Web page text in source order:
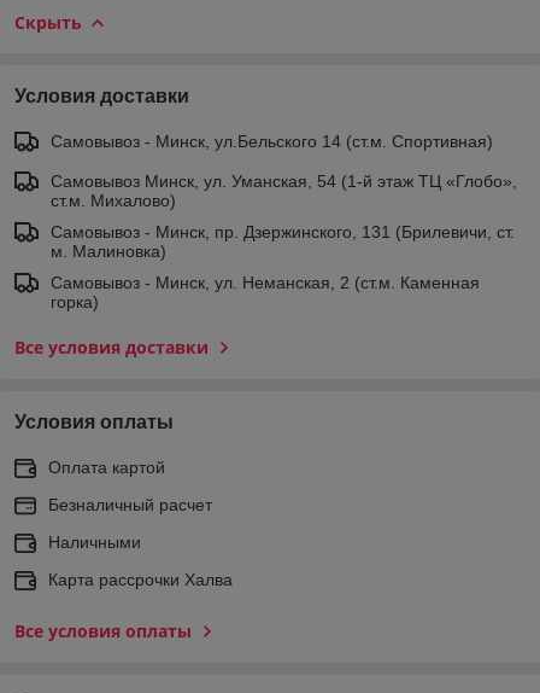
Скрыть
Условия доставки
Самовывоз - Минск, ул.Бельского 14 (ст.м. Спортивная)
Самовывоз Минск, ул. Уманская, 54 (1-й этаж ТЦ «Глобо»,
ст.м. Михалово)
Самовывоз - Минск, пр. Дзержинского, 131 (Брилевичи, ст.
м. Малиновка)
Самовывоз - Минск, ул. Неманская, 2 (ст.м. Каменная
горка)
Все условия доставки
Условия оплаты
Оплата картой
Безналичный расчет
Наличными
Карта рассрочки Халва
Все условия оплаты